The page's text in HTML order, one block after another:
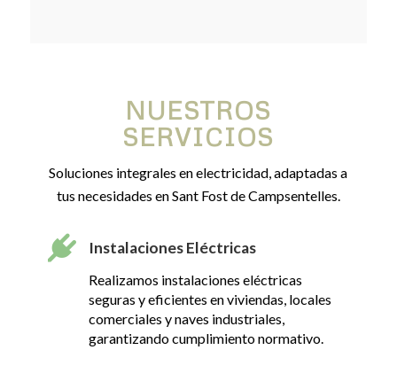
NUESTROS
SERVICIOS
Soluciones integrales en electricidad, adaptadas a
tus necesidades en Sant Fost de Campsentelles.
Instalaciones Eléctricas
Realizamos instalaciones eléctricas
seguras y eficientes en viviendas, locales
comerciales y naves industriales,
garantizando cumplimiento normativo.